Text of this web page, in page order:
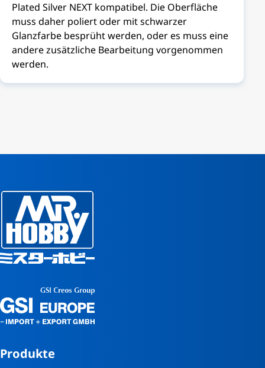
Plated Silver NEXT kompatibel. Die Oberfläche
muss daher poliert oder mit schwarzer
Glanzfarbe besprüht werden, oder es muss eine
andere zusätzliche Bearbeitung vorgenommen
werden.
Produkte